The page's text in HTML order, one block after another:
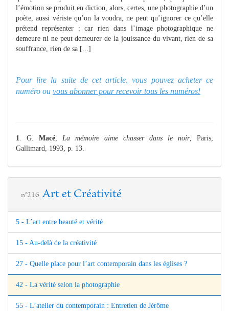
l’émotion se produit en diction, alors, certes, une photographie d’un
poète, aussi vériste qu’on la voudra, ne peut qu’ignorer ce qu’elle
prétend représenter : car rien dans l’image photographique ne
demeure ni ne peut demeurer de la jouissance du vivant, rien de sa
souffrance, rien de sa [...]
Pour lire la suite de cet article, vous pouvez acheter ce
numéro ou vous abonner pour recevoir tous les numéros!
1 . G. Macé La mémoire aime chasser dans le noir, Paris,
Gallimard, 1993, p. 13.
n°216 Art et Créativité
5 - L’art entre beauté et vérité
15 - Au-delà de la créativité
27 - Quelle place pour l’art contemporain dans les églises ?
42 - La vérité selon la photographie
55 - L’atelier du contemporain : Entretien de Jérôme